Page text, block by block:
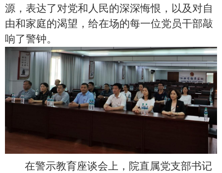
源，表达了对党和人民的深深悔恨，以及对自
由和家庭的渴望，给在场的每一位党员干部敲
响了警钟。
在警示教育座谈会上，院直属党支部书记